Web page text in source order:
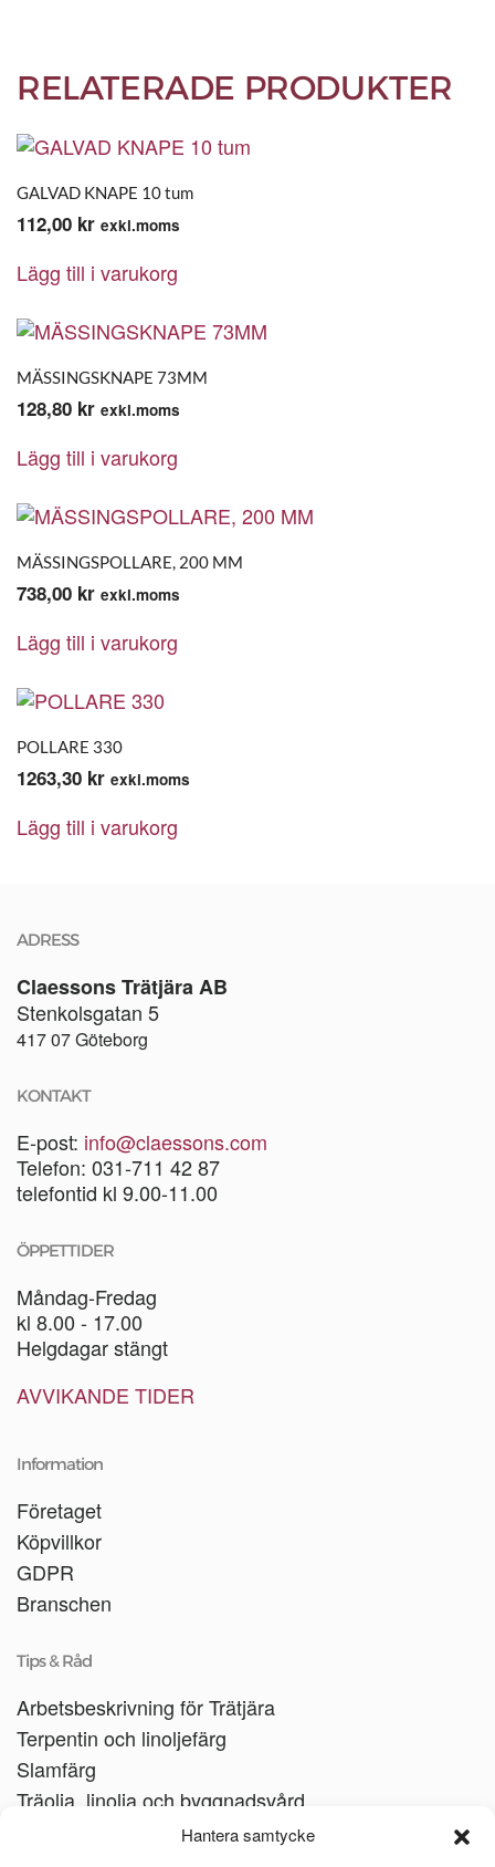
Hantera samtycke
RELATERADE PRODUKTER
GALVAD KNAPE 10 tum
112,00 kr exkl.moms
Lägg till i varukorg
MÄSSINGSKNAPE 73MM
128,80 kr exkl.moms
Lägg till i varukorg
MÄSSINGSPOLLARE, 200 MM
738,00 kr exkl.moms
Lägg till i varukorg
POLLARE 330
1263,30 kr exkl.moms
Lägg till i varukorg
ADRESS
Claessons Trätjära AB
Stenkolsgatan 5
417 07 Göteborg
KONTAKT
E-post: info@claessons.com
Telefon: 031-711 42 87
telefontid kl 9.00-11.00
ÖPPETTIDER
Måndag-Fredag
kl 8.00 - 17.00
Helgdagar stängt
AVVIKANDE TIDER
Information
Företaget
Köpvillkor
GDPR
Branschen
Tips & Råd
Arbetsbeskrivning för Trätjära
Terpentin och linoljefärg
Slamfärg
Träolja, linolja och byggnadsvård